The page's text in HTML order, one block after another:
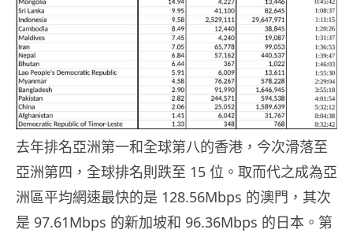
去年排名亞洲第一和全球第八的香港，今次滑落至
亞洲第四，全球排名則跌至 15 位。取而代之成為亞
洲區平均網速最快的是 128.56Mbps 的澳門，其次
是 97.61Mbps 的新加坡和 96.36Mbps 的日本。第